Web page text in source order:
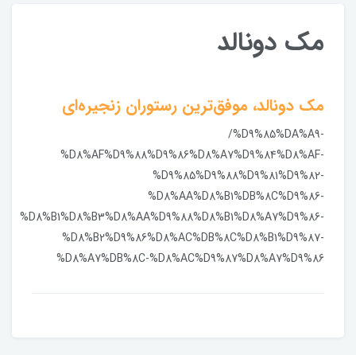
مک دونالد
مک دونالد، موفق‌ترین رستوران زنجیره‌ای
/%D9%85%DA%A9-
%D8%AF%D9%88%D9%86%D8%A7%D9%84%D8%AF-
%D9%85%D9%88%D9%81%D9%82-
%D8%AA%D8%B1%DB%8C%D9%86-
%D8%B1%D8%B3%D8%AA%D9%88%D8%B1%D8%A7%D9%86-
%D8%B2%D9%86%D8%AC%DB%8C%D8%B1%D9%87-
%D8%A7%DB%8C-%D8%AC%D9%87%D8%A7%D9%86